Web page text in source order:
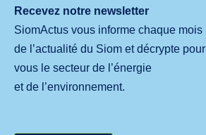
Recevez notre newsletter
SiomActus vous informe chaque mois
de l’actualité du Siom et décrypte pour
vous le secteur de l’énergie
et de l’environnement.